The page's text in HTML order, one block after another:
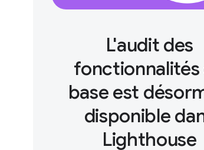
L'audit des
fonctionnalités
base est
disponible
Lighthouse